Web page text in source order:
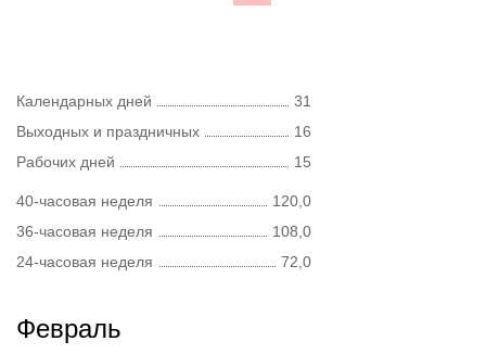
Календарных дней
31
Выходных и праздничных
16
Рабочих дней
15
40-часовая неделя
120,0
36-часовая неделя
108,0
24-часовая неделя
72,0
Февраль